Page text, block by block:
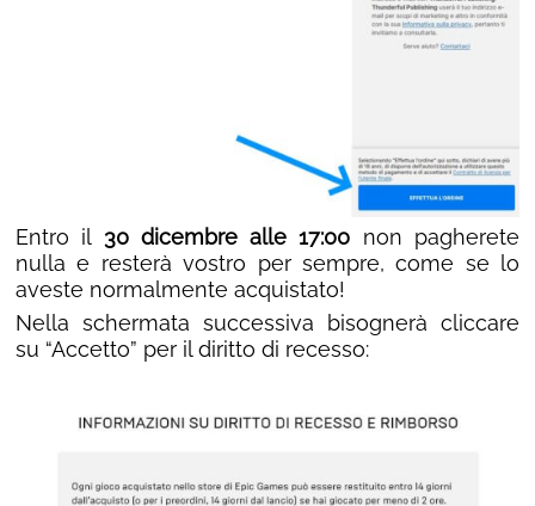
Entro il 30 dicembre alle 17:00 non pagherete
nulla e resterà vostro per sempre, come se lo
aveste normalmente acquistato!
Nella schermata successiva bisognerà cliccare
su “Accetto” per il diritto di recesso: